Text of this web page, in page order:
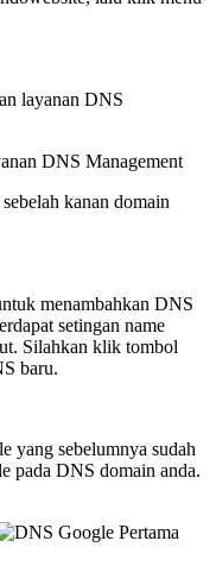
layanan DNS
DNS Management
kanan domain
menambahkan DNS
setingan name
Silahkan klik tombol
baru.
yang sebelumnya sudah
pada DNS domain anda.